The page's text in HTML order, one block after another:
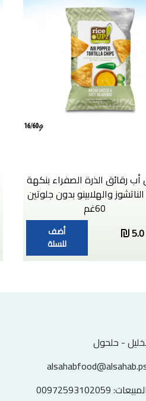
رقائق الذرة الصفراء بنكهة
والهلابينو بدون جلوتين
60غم
5.0
أضف
للسلة
- حلحول
00972593102059